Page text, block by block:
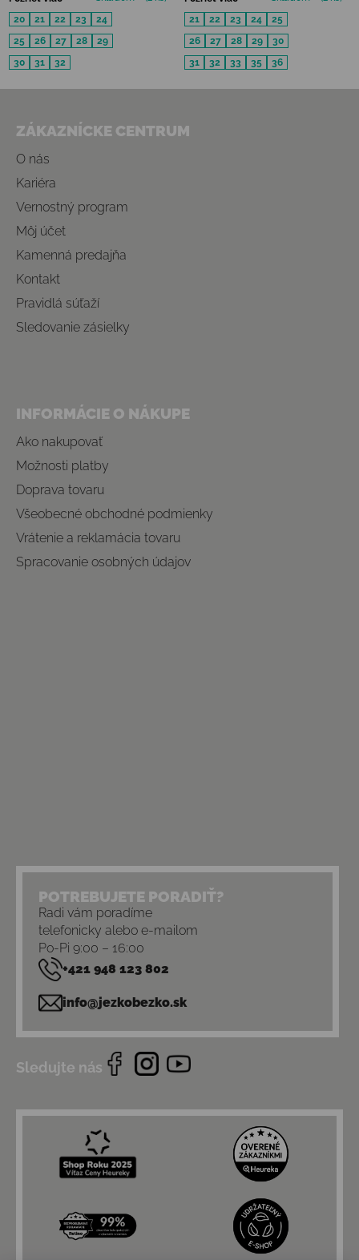
20
21 22 23
24
25
26 27 28
29
30
31 32
21
22 23 24
25
26
27 28 29
30
31
32 33 35 36
ZÁKAZNÍCKE CENTRUM
O nás
Kariéra
Vernostný program
Môj účet
Kamenná predajňa
Kontakt
Pravidlá súťaží
Sledovanie zásielky
INFORMÁCIE O NÁKUPE
Ako nakupovať
Možnosti platby
Doprava tovaru
Všeobecné obchodné podmienky
Vrátenie a reklamácia tovaru
Spracovanie osobných údajov
POTREBUJETE PORADIŤ?
Radi vám poradíme
telefonicky alebo e-mailom
Po-Pi 9:00 – 16:00
+421 948 123 802
info@jezkobezko.sk
Sledujte nás